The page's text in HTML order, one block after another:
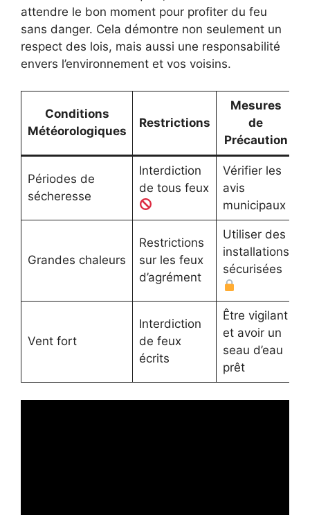
attendre le bon moment pour profiter du feu
sans danger. Cela démontre non seulement un
respect des lois, mais aussi une responsabilité
envers l’environnement et vos voisins.
Conditions
Météorologiques
Restrictions
Mesures
de
Précaution
Périodes de
sécheresse
Interdiction
de tous feux
Vérifier les
avis
municipaux
Grandes chaleurs
Restrictions
sur les feux
d’agrément
Utiliser des
installations
sécurisées
Vent fort
Interdiction
de feux
écrits
Être vigilant
et avoir un
seau d’eau
prêt